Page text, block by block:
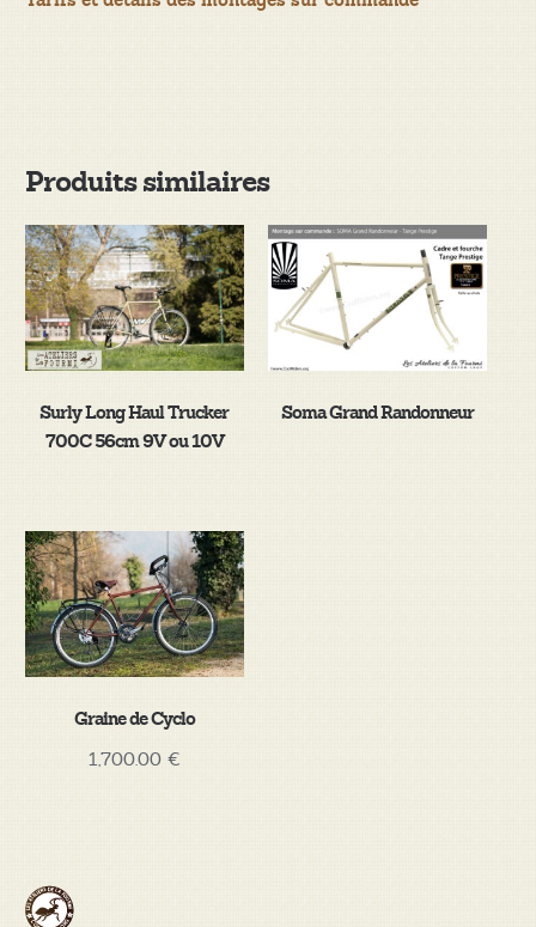
Produits similaires
Surly Long Haul Trucker
700C 56cm 9V ou 10V
Soma Grand Randonneur
Graine de Cyclo
1,700.00 €